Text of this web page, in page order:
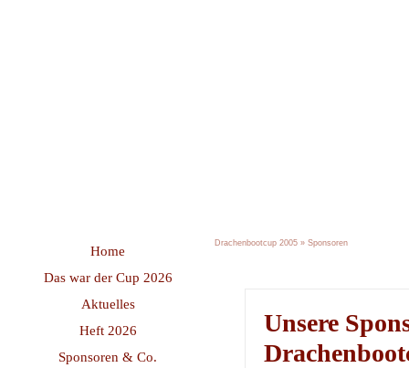
Home
Das war der Cup 2026
Aktuelles
Heft 2026
Sponsoren & Co.
Drachenbootcup 2005» Sponsoren
Unsere